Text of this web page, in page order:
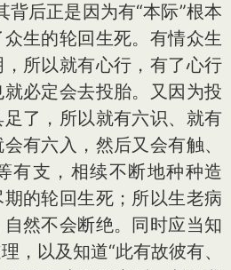
背后正是因为有“本际”根本
生的轮回生死。有情众生
所以就有心行，有了心行
必定会去投胎。又因为投
了，所以就有六识、就有
有六入，然后又会有触、
有支，相续不断地种种造
的轮回生死；所以生老病
然不会断绝。同时应当知
，以及知道“此有故彼有、